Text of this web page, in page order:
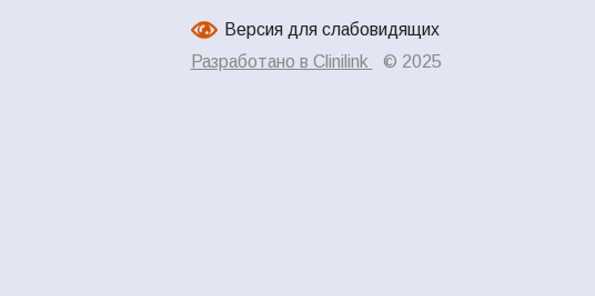
Версия для слабовидящих
Разработано в Clinilink
© 2025